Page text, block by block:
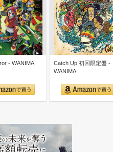
- WANIMA
Catch Up 初回限定盤 -
WANIMA